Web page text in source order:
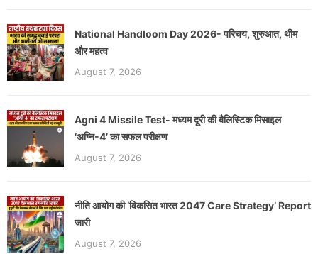
National Handloom Day 2026- परिचय, शुरुआत, थीम
और महत्व
August 7, 2026
Agni 4 Missile Test- मध्यम दूरी की बैलिस्टिक मिसाइल
‘अग्नि-4’ का सफल परीक्षण
August 7, 2026
नीति आयोग की ‘विकसित भारत 2047 Care Strategy’ Report
जारी
August 7, 2026